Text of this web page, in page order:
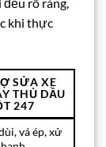
khi thực
SỬA XE
THỦ DẦU
247
vá ép, xử